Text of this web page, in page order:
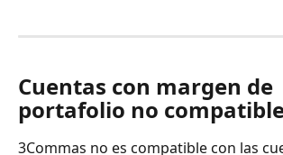
Cuentas con margen de
portafolio no
3Commas no es compatible con las